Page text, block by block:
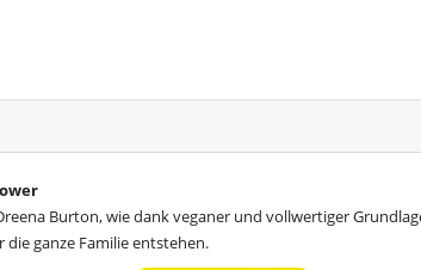
Burton, wie dank veganer und vollwertiger
ganze Familie entstehen.